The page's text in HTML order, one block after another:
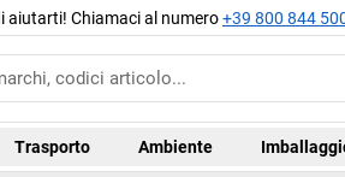
aiutarti! Chiamaci al numero+39 800 844
Trasporto Ambiente